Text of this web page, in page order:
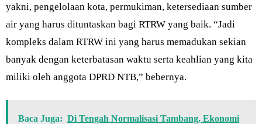
yakni, pengelolaan kota, permukiman, ketersediaan sumber
air yang harus dituntaskan bagi RTRW yang baik. “Jadi
kompleks dalam RTRW ini yang harus memadukan sekian
banyak dengan keterbatasan waktu serta keahlian yang kita
miliki oleh anggota DPRD NTB,” bebernya.
Baca Juga: Di Tengah Normalisasi Tambang, Ekonomi